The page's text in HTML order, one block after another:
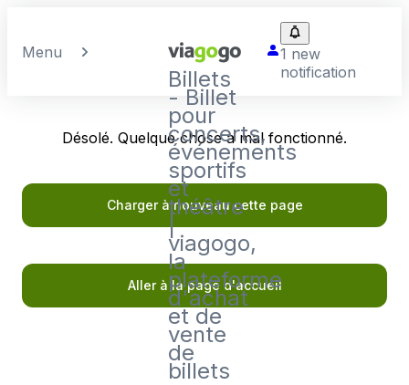
Menu
Billets
- Billet
pour
concerts,
événements
sportifs
et
théâtre
|
viagogo,
la
plateforme
d'achat
et de
vente
de
billets
1 new
notification
Désolé. Quelque chose a mal fonctionné.
Charger à nouveau cette page
Aller à la page d'accueil